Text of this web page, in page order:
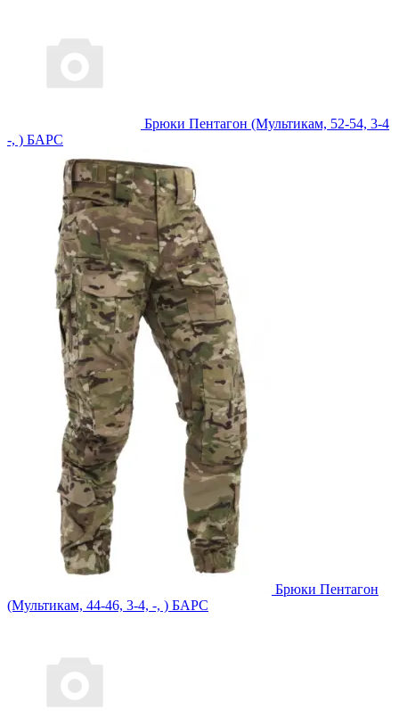
Брюки Пентагон (Мультикам, 52-54, 3-4
-, ) БАРС
Брюки Пентагон
(Мультикам, 44-46, 3-4, -, ) БАРС